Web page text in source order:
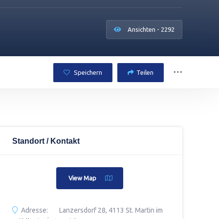
Ansichten - 2292
Speichern Teilen
Standort / Kontakt
View Map
Adresse:
Lanzersdorf 28, 4113 St. Martin im